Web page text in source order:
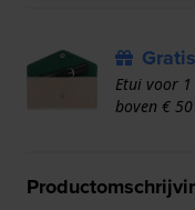
Etui voor
boven € 50